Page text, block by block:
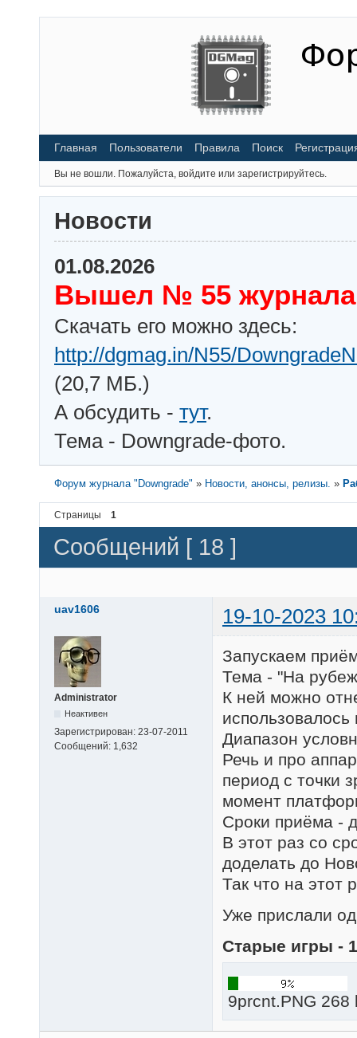
Главная Пользователи Правила Поиск
Вы не вошли. Пожалуйста, войдите или зарегистрируйтесь.
Новости
01.08.2026
Вышел № 55 журнала
Скачать его можно здесь:
http://dgmag.in/N55/
(20,7 МБ.)
А обсудить - тут.
Тема - Downgrade-фото.
Форум журнала "Downgrade" » Новости, анонсы, релизы. »
Страницы 1
Сообщений [ 18 ]
uav1606 19-10-2023
Administrator
Неактивен
Зарегистрирован: 23-07-2011
Сообщений: 1,632
Запускаем
Тема - "На
К ней можно
Диапазон
Речь и про
период с точки
момент
Сроки приёма -
В этот раз со
доделать до
Так что на этот
Уже прислали
Старые игры - 1
9prcnt.PNG 268